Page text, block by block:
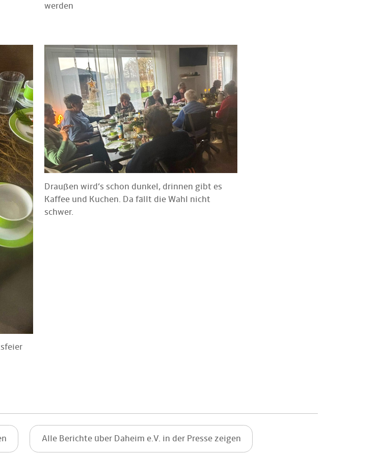
werden
Draußen wird‘s schon dunkel, drinnen gibt es
Kaffee und Kuchen. Da fällt die Wahl nicht
schwer.
Alle Berichte über Daheim e.V. in der Presse zeigen